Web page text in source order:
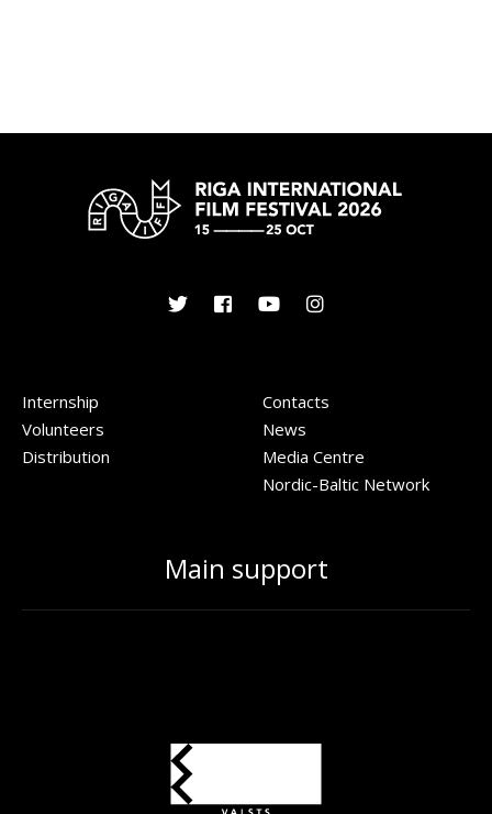
Internship
Volunteers
Distribution
Contacts
News
Media Centre
Nordic-Baltic Network
Main support